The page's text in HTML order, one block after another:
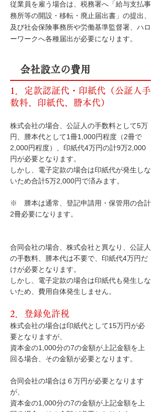
従業員を雇う場合は、税務署へ「給与支払事
務所等の開設・移転・廃止届出書」の提出、
及び社会保険事務所や労働基準監督署、ハロ
ーワークへ各種届出が必要になります。
会社設立の費用
1．定款認証代・印紙代（公証人手
数料、印紙代、謄本代）
株式会社の場合、公証人の手数料として5万
円、謄本代として1冊1,000円程度（2冊で
2,000円程度）、印紙代4万円の計9万2,000
円が必要となります。
しかし、電子定款の場合は印紙代が発生しな
いため合計5万2,000円で済みます。
※ 謄本は通常、登記申請用・保管用の合計
2冊必要になります。
合同会社の場合、株式会社と異なり、公証人
の手数料、謄本代は不要で、印紙代4万円だ
けが必要となります。
しかし、電子定款の場合は印紙代も発生しな
いため、費用自体発生しません。
2．登録免許税
株式会社の場合は印紙代として15万円が必
要となりますが、
資本金の1,000分の7の金額が上記金額を上
回る場合、その金額が必要となります。
合同会社の場合は６万円が必要となります
が、
資本金の1,000分の7の金額が上記金額を上